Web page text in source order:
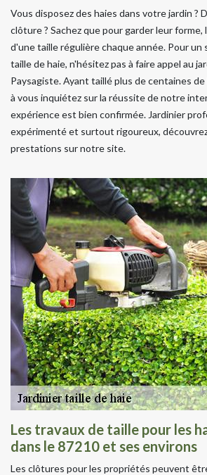
Vous disposez des haies dans votre jardin ?
clôture ? Sachez que pour garder leur forme,
d'une taille régulière chaque année. Pour un
taille de haie, n'hésitez pas à faire appel au
Paysagiste. Ayant taillé plus de centaines de
à vous inquiétez sur la réussite de notre
expérience est bien confirmée. Jardinier
expérimenté et surtout rigoureux,
prestations sur notre site.
Les travaux de taille pour les
dans le 87210 et ses environs
Les clôtures pour les propriétés peuvent